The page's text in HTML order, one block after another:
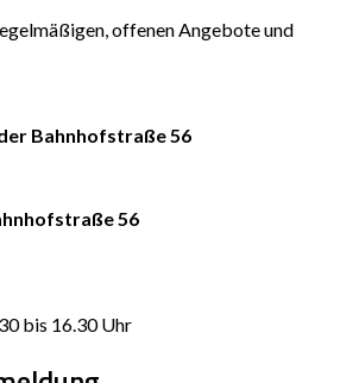
offenen Angebote und
Bahnhofstraße 56
56
bis 16.30 Uhr